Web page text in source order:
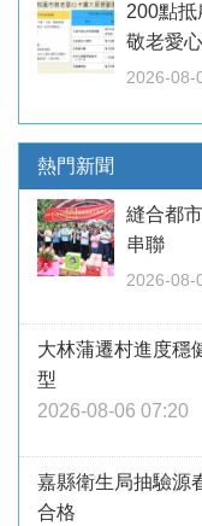
200點
敬老愛
2026-08-
熱門新聞
縫合都
串聯
2026-08-
大林蒲遷村進度
型
2026-08-06 07:20
嘉縣衛生局抽驗
合格